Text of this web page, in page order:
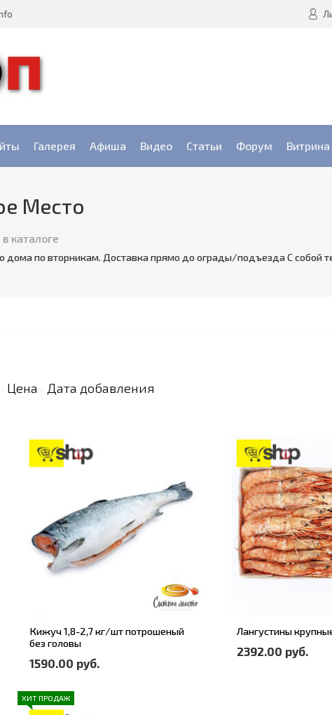
Галерея Афиша Видео Статьи Форум Витрина
Место
каталоге
дома по вторникам. Доставка прямо до ограды/подъезда С
· Цена · Дата добавления
Кижуч 1,8-2,7 кг/шт потрошеный
без головы
1590.00 руб.
Лангустины
2392.00 руб.
ХИТ ПРОДАЖ